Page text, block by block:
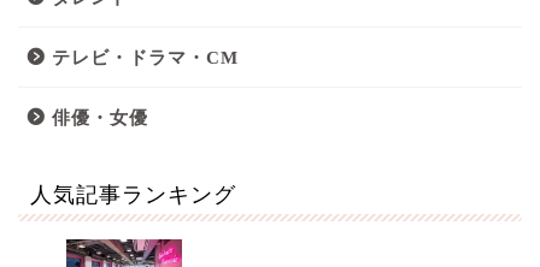
テレビ・ドラマ・CM
俳優・女優
人気記事ランキング